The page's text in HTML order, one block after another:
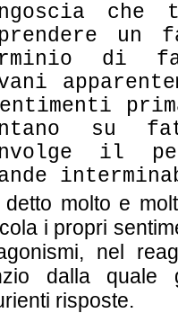
di
il
molto e
i propri
nel
dalla quale
risposte.